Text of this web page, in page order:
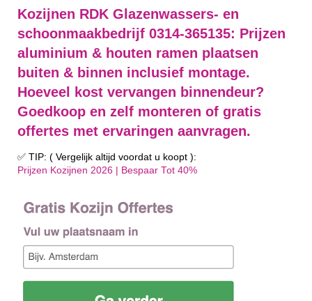
Kozijnen RDK Glazenwassers- en
schoonmaakbedrijf 0314-365135: Prijzen
aluminium & houten ramen plaatsen
buiten & binnen inclusief montage.
Hoeveel kost vervangen binnendeur?
Goedkoop en zelf monteren of gratis
offertes met ervaringen aanvragen.
✅ TIP: ( Vergelijk altijd voordat u koopt ):
Prijzen Kozijnen 2026 | Bespaar Tot 40%‎